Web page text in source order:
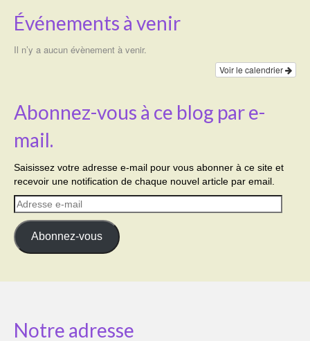
Événements à venir
Il n’y a aucun évènement à venir.
Voir le calendrier
Abonnez-vous à ce blog par e-
mail.
Saisissez votre adresse e-mail pour vous abonner à ce site et
recevoir une notification de chaque nouvel article par email.
Adresse
e-
mail
Abonnez-vous
Notre adresse